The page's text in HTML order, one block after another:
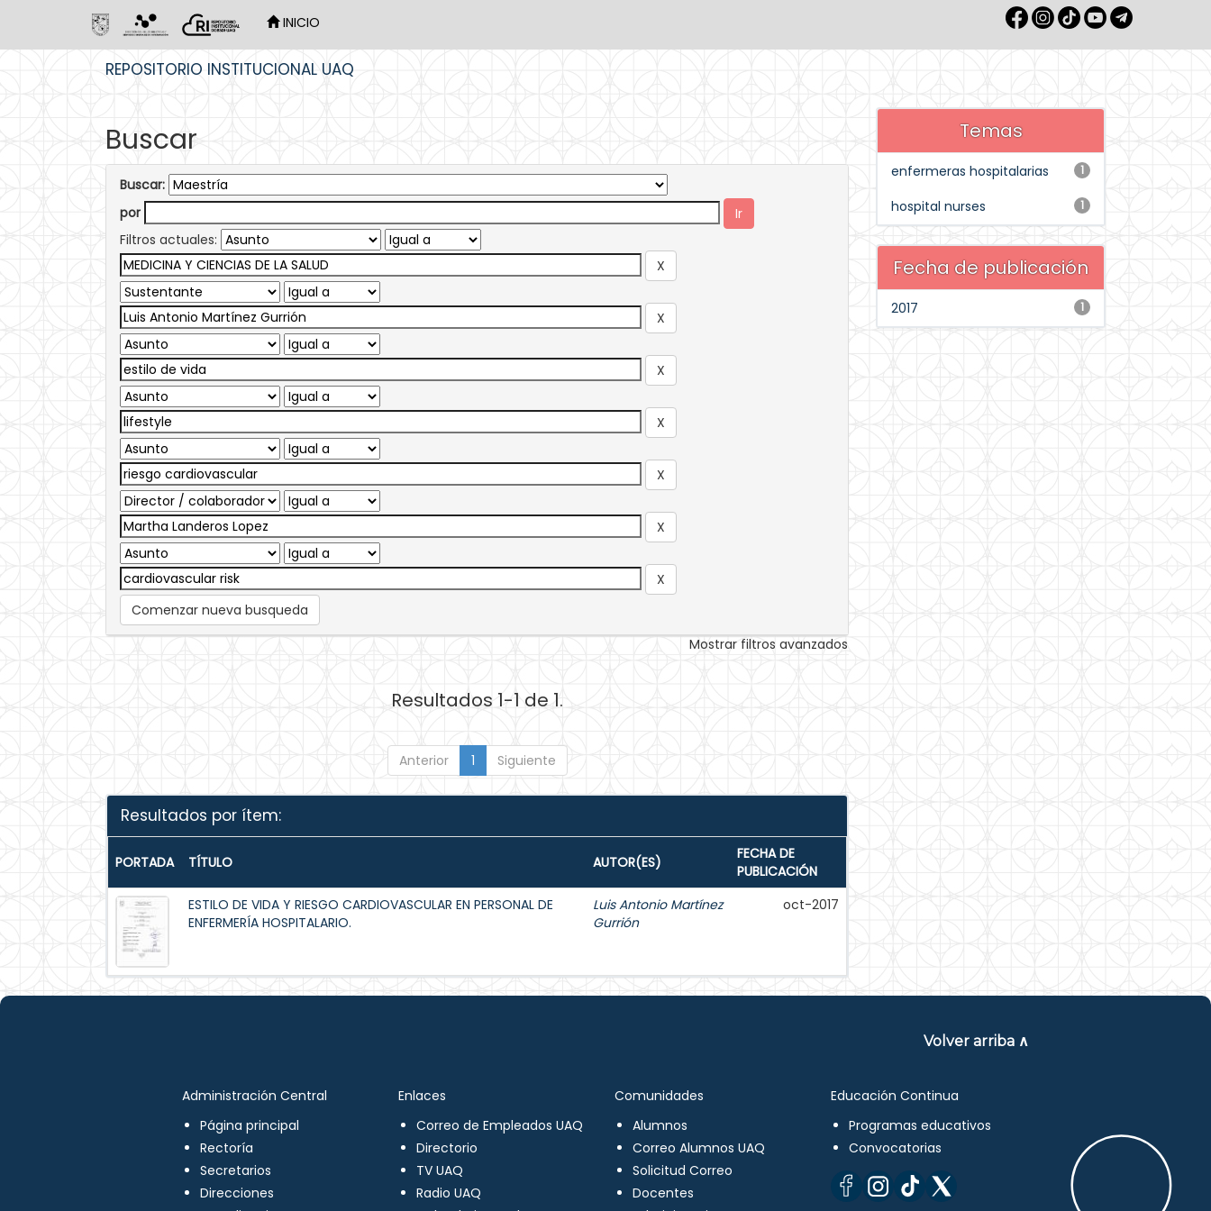
INICIO
REPOSITORIO INSTITUCIONAL UAQ
Buscar
Buscar:
por
Filtros actuales:
Comenzar nueva busqueda
Mostrar filtros avanzados
Resultados 1-1 de 1.
Anterior 1 Siguiente
Resultados por ítem:
PORTADA TÍTULO AUTOR(ES)
FECHA DE
PUBLICACIÓN
ESTILO DE VIDA Y RIESGO CARDIOVASCULAR EN PERSONAL DE
ENFERMERÍA HOSPITALARIO.
Luis Antonio Martínez
Gurrión
oct-2017
Temas
1
enfermeras hospitalarias
1
hospital nurses
Fecha de publicación
1
2017
Volver arriba ∧
Administración Central
Página principal
Rectoría
Secretarios
Direcciones
Enlaces
Correo de Empleados UAQ
Directorio
TV UAQ
Radio UAQ
Comunidades
Alumnos
Correo Alumnos UAQ
Solicitud Correo
Docentes
Educación Continua
Programas educativos
Convocatorias